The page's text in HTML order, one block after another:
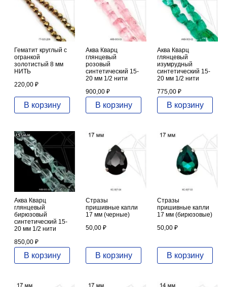
Гематит круглый с
огранкой
золотистый 8 мм
НИТЬ
220,00 ₽
В корзину
Аква Кварц
глянцевый
розовый
синтетический 15-
20 мм 1/2 нити
900,00 ₽
В корзину
Аква Кварц
глянцевый
изумрудный
синтетический 15-
20 мм 1/2 нити
775,00 ₽
В корзину
Аква Кварц
глянцевый
бирюзовый
синтетический 15-
20 мм 1/2 нити
850,00 ₽
В корзину
Стразы
пришивные капли
17 мм (черные)
50,00 ₽
В корзину
Стразы
пришивные капли
17 мм (бирюзовые)
50,00 ₽
В корзину